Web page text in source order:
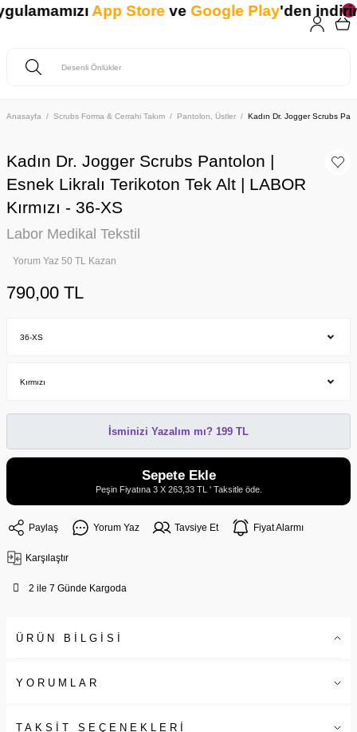
Anasayfa Scrubs Forma & Cerrahi Takım Pantolon, Üstler Kadın Dr. Jogger Scrubs
Kadın Dr. Jogger Scrubs Pantolon |
Esnek Likralı Terikoton Tek Alt | LABOR
Kırmızı - 36-XS
Labor Medikal Tekstil
Yorum Yaz 50 TL Kazan
790,00 TL
İsminizi Yazalım mı? 199 TL
Sepete Ekle
Peşin Fiyatına 3 X 263,33 TL ' Taksitle öde.
Paylaş Yorum Yaz Tavsiye Et Fiyat Alarmı
Karşılaştır
2 ile 7 Günde Kargoda
ÜRÜN BİLGİSİ
YORUMLAR
TAKSİT SEÇENEKLERİ
App StoreveGoogle Play'den indirin.